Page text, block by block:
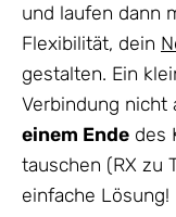
und laufen dann
Flexibilität, dein
gestalten. Ein
Verbindung nicht
einem Ende des
tauschen (RX zu
einfache Lösung!